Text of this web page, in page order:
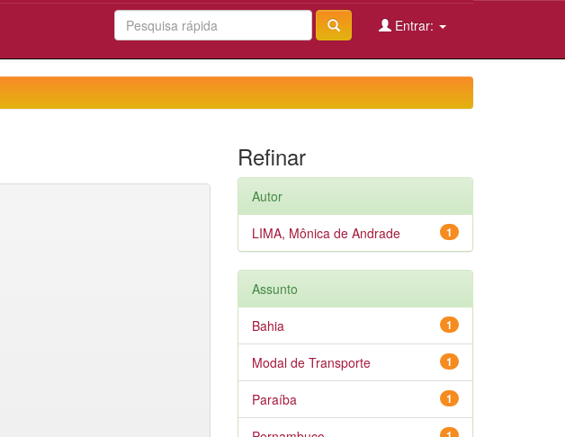
Entrar:
Refinar
Autor
1
LIMA, Mônica de Andrade
Assunto
1
Bahia
1
Modal de Transporte
1
Paraíba